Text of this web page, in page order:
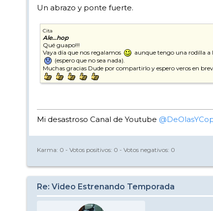
Un abrazo y ponte fuerte.
Cita
Ale...hop
Qué guapo!!!
Vaya día que nos regalamos
aunque tengo una rodilla a
(espero que no sea nada).
Muchas gracias Dude por compartirlo y espero veros en
Mi desastroso Canal de Youtube
Karma: 0 - Votos positivos: 0 - Votos negativos: 0
Re: Video Estrenando Temporada